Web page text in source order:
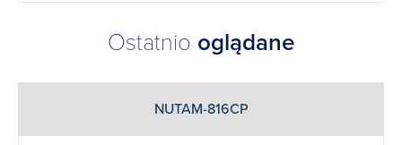
Ostatnio oglądane
NUTAM-816CP